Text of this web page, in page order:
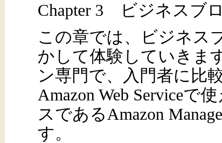
Chapter 3 ビジネスブ
この章では、ビジネス
かして体験していきま
ン専門で、入門者に比
Amazon Web Serviceで
スであるAmazon
す。